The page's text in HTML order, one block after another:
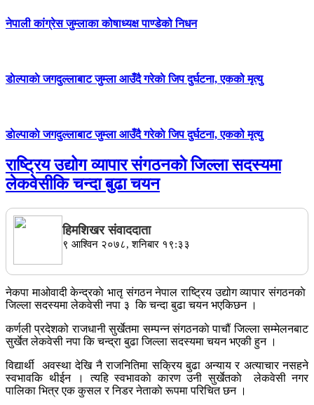
नेपाली कांग्रेस जुम्लाका कोषाध्यक्ष पाण्डेको निधन
डाेल्पाकाे जगदुल्लाबाट जुम्ला आउँदै गरेकाे जिप दुर्घटना, एकको मृत्यु
डाेल्पाकाे जगदुल्लाबाट जुम्ला आउँदै गरेकाे जिप दुर्घटना, एकको मृत्यु
राष्ट्रिय उद्योग व्यापार संगठनकाे जिल्ला सदस्यमा
लेकवेसीकि चन्दा बुढा चयन
हिमशिखर संवाददाता
९ आश्विन २०७८, शनिबार १९:३३
नेकपा माओवादी केन्द्रकाे भातृ संगठन नेपाल राष्ट्रिय उद्योग व्यापार संगठनकाे
जिल्ला सदस्यमा लेकवेसी नपा ३ कि चन्दा बुढा चयन भएकिछन ।
कर्णली प्रदेशको राजधानी सुर्खेतमा सम्पन्न संगठनकाे पाचौं जिल्ला सम्मेलनबाट
सुर्खेत लेकवेसी नपा कि चन्द्रा बुढा जिल्ला सदस्यमा चयन भएकी हुन ।
विद्यार्थी अवस्था देखि नै राजनितिमा सक्रिय बुढा अन्याय र अत्याचार नसहने
स्वभावकि थीईन । त्यहि स्वभावकाे कारण उनी सुर्खेतकाे लेकवेसी नगर
पालिका भित्र एक कुसल र निडर नेताकाे रूपमा परिचित छन ।